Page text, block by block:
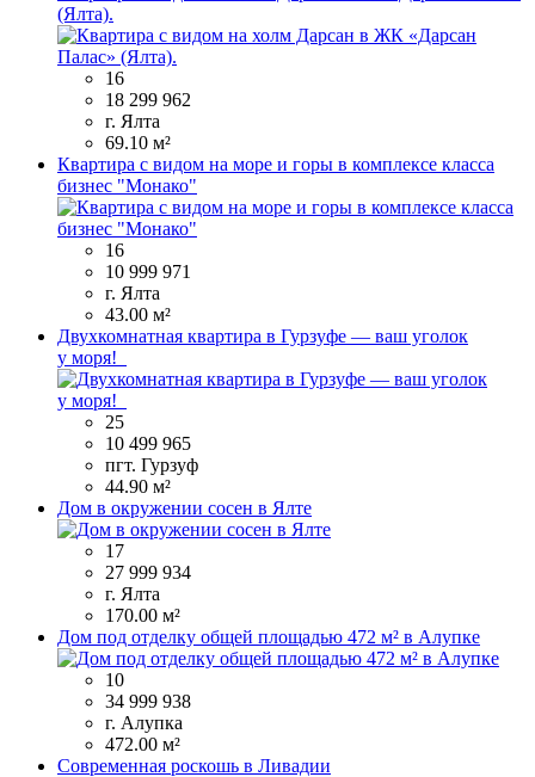
(Ялта).
16
18 299 962
г. Ялта
69.10 м²
Квартира с видом на море и горы в комплексе класса
бизнес "Монако"
16
10 999 971
г. Ялта
43.00 м²
Двухкомнатная квартира в Гурзуфе — ваш уголок
у моря!
25
10 499 965
пгт. Гурзуф
44.90 м²
Дом в окружении сосен в Ялте
17
27 999 934
г. Ялта
170.00 м²
Дом под отделку общей площадью 472 м² в Алупке
10
34 999 938
г. Алупка
472.00 м²
Современная роскошь в Ливадии